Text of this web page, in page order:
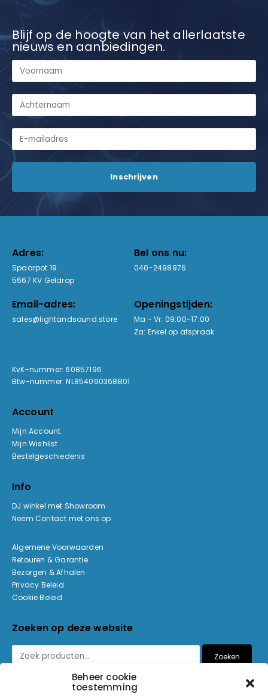
Beheer cookie
toestemming
Blijf op de hoogte van het allerlaatste
nieuws en aanbiedingen.
Adres:
Spaarpot 19
5667 KV Geldrop
Bel ons nu:
040-2498976
Email-adres:
sales@lightandsound.store
Openingstijden:
Ma - Vr: 09:00-17:00
Za: Enkel op afspraak
KvK-nummer: 60857196
Btw-nummer: NL854090368B01
Account
Mijn Account
Mijn Wishlist
Bestelgeschiedenis
Info
DJ winkel met Showroom
Neem Contact met ons op
Algemene Voorwaarden
Retouren & Garantie
Bezorgen & Afhalen
Privacy Beleid
Cookie Beleid
Zoeken op deze website
Zoeken